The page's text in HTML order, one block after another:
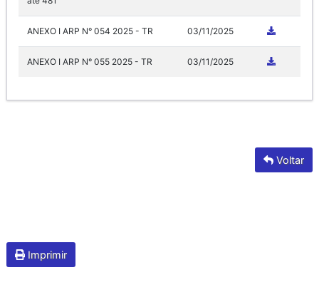
ANEXO I ARP N° 054 2025 - TR 03/11/2025
ANEXO I ARP N° 055 2025 - TR 03/11/2025
Voltar
Imprimir